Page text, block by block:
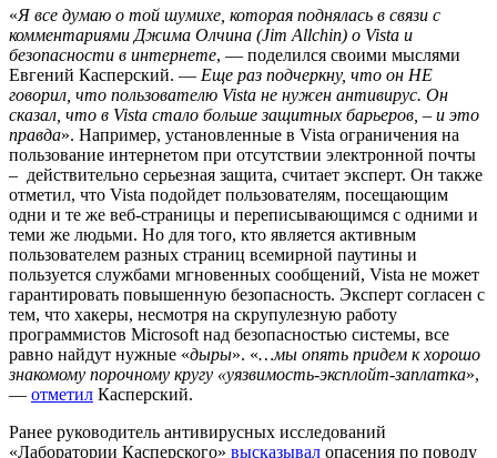
«Я все думаю о той шумихе, которая поднялась в связи с
комментариями Джима Олчина (Jim Allchin) о Vista и
безопасности в интернете, — поделился своими мыслями
Евгений Касперский. — Еще раз подчеркну, что он НЕ
говорил, что пользователю Vista не нужен антивирус. Он
сказал, что в Vista стало больше защитных барьеров, – и это
правда». Например, установленные в Vista ограничения на
пользование интернетом при отсутствии электронной почты
– действительно серьезная защита, считает эксперт. Он также
отметил, что Vista подойдет пользователям, посещающим
одни и те же веб-страницы и переписывающимся с одними и
теми же людьми. Но для того, кто является активным
пользователем разных страниц всемирной паутины и
пользуется службами мгновенных сообщений, Vista не может
гарантировать повышенную безопасность. Эксперт согласен с
тем, что хакеры, несмотря на скрупулезную работу
программистов Microsoft над безопасностью системы, все
равно найдут нужные «дыры». «…мы опять придем к хорошо
знакомому порочному кругу «уязвимость-эксплойт-заплатка»,
— отметил Касперский.
Ранее руководитель антивирусных исследований
«Лаборатории Касперского» высказывал опасения по поводу